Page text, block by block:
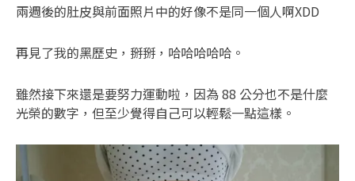
兩週後的肚皮與前面照片中的好像不是同一個人啊XDD
再見了我的黑歷史，掰掰，哈哈哈哈哈。
雖然接下來還是要努力運動啦，因為 88 公分也不是什麼
光榮的數字，但至少覺得自己可以輕鬆一點這樣。